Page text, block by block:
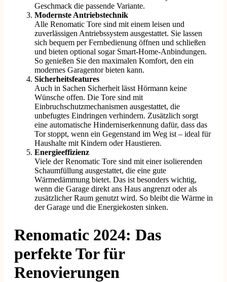
Geschmack die passende Variante.
Modernste Antriebstechnik
Alle Renomatic Tore sind mit einem leisen und
zuverlässigen Antriebssystem ausgestattet. Sie lassen
sich bequem per Fernbedienung öffnen und schließen
und bieten optional sogar Smart-Home-Anbindungen.
So genießen Sie den maximalen Komfort, den ein
modernes Garagentor bieten kann.
Sicherheitsfeatures
Auch in Sachen Sicherheit lässt Hörmann keine
Wünsche offen. Die Tore sind mit
Einbruchschutzmechanismen ausgestattet, die
unbefugtes Eindringen verhindern. Zusätzlich sorgt
eine automatische Hinderniserkennung dafür, dass das
Tor stoppt, wenn ein Gegenstand im Weg ist – ideal für
Haushalte mit Kindern oder Haustieren.
Energieeffizienz
Viele der Renomatic Tore sind mit einer isolierenden
Schaumfüllung ausgestattet, die eine gute
Wärmedämmung bietet. Das ist besonders wichtig,
wenn die Garage direkt ans Haus angrenzt oder als
zusätzlicher Raum genutzt wird. So bleibt die Wärme in
der Garage und die Energiekosten sinken.
Renomatic 2024: Das
perfekte Tor für
Renovierungen